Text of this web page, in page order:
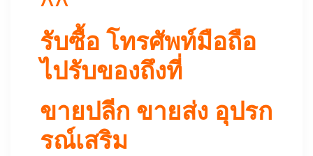
รับซื้อ โทรศัพท์มือถือ
ไปรับของถึงที่
ขายปลีก ขายส่ง อุปรก
รณ์เสริม